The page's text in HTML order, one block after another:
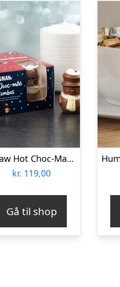
Gnaw Hot Choc-Mas chokoladebomber til varm chokolade
kr. 119,00
Gå til shop